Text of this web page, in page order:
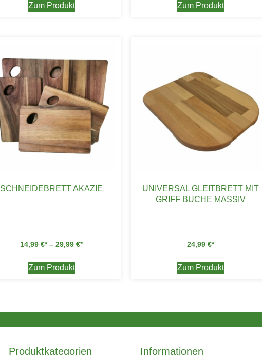
Zum Produkt Zum Produkt
SCHNEIDEBRETT AKAZIE
14,99 € – 29,99 €
Zum Produkt
UNIVERSAL GLEITBRETT MIT
GRIFF BUCHE MASSIV
24,99 €
Zum Produkt
Produktkategorien Informationen